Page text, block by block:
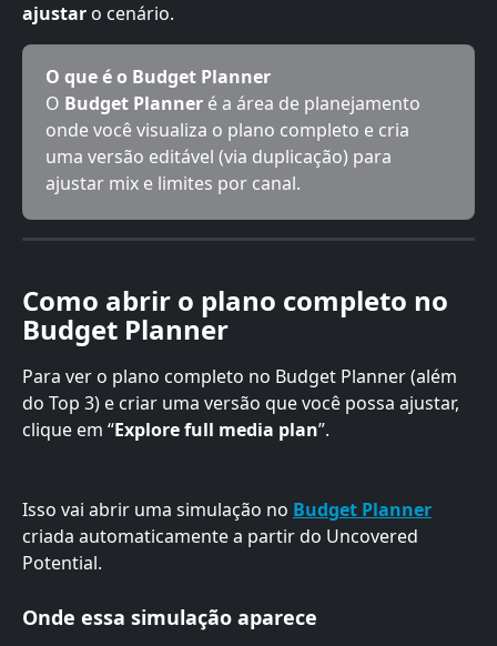
ajustar o cenário.
O que é o Budget Planner
O Budget Planner é a área de planejamento
onde você visualiza o plano completo e cria
uma versão editável (via duplicação) para
ajustar mix e limites por canal.
Como abrir o plano completo no
Budget Planner
Para ver o plano completo no Budget Planner (além
do Top 3) e criar uma versão que você possa ajustar,
clique em “Explore full media plan”.
Isso vai abrir uma simulação no Budget Planner
criada automaticamente a partir do Uncovered
Potential.
Onde essa simulação aparece